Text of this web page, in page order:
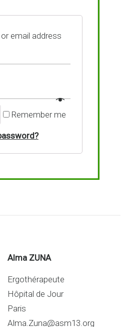
email address
Remember me
Alma ZUNA
Ergothérapeute
Hôpital de Jour
Paris
Alma.Zuna@asm13.org